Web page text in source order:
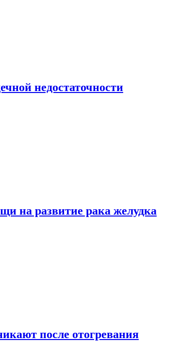
недостаточности
на развитие рака желудка
после отогревания